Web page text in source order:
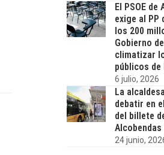
El PSOE de
exige al PP
los 200
Gobierno
climatizar
públicos de
6 julio, 2026
La
debatir en
del billete
Alcobendas
24 junio,